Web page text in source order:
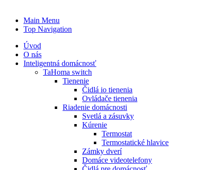
Main Menu
Top Navigation
Úvod
O nás
Inteligentná domácnosť
TaHoma switch
Tienenie
Čidlá io tienenia
Ovládače tienenia
Riadenie domácnosti
Svetlá a zásuvky
Kúrenie
Termostat
Termostatické hlavice
Zámky dverí
Domáce videotelefony